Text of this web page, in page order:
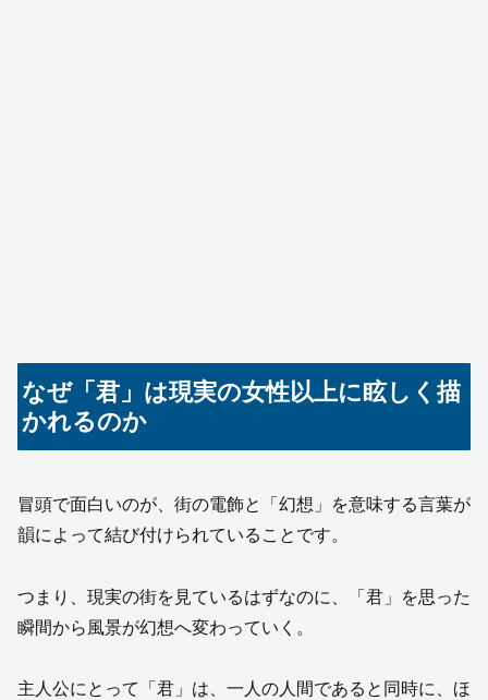
なぜ「君」は現実の女性以上に眩しく描
かれるのか
冒頭で面白いのが、街の電飾と「幻想」を意味する言葉が
韻によって結び付けられていることです。
つまり、現実の街を見ているはずなのに、「君」を思った
瞬間から風景が幻想へ変わっていく。
主人公にとって「君」は、一人の人間であると同時に、ほ